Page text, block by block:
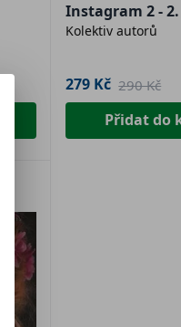
Instagram 2 -
Kolektiv autorů
279 Kč 290 Kč
Přidat do